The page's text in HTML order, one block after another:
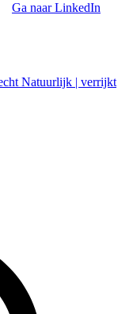
Ga naar LinkedIn
Natuurlijk | verrijkt